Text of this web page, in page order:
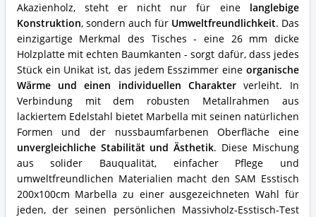
Akazienholz, steht er nicht nur für eine langlebige
Konstruktion, sondern auch für Umweltfreundlichkeit. Das
einzigartige Merkmal des Tisches - eine 26 mm dicke
Holzplatte mit echten Baumkanten - sorgt dafür, dass jedes
Stück ein Unikat ist, das jedem Esszimmer eine organische
Wärme und einen individuellen Charakter verleiht. In
Verbindung mit dem robusten Metallrahmen aus
lackiertem Edelstahl bietet Marbella mit seinen natürlichen
Formen und der nussbaumfarbenen Oberfläche eine
unvergleichliche Stabilität und Ästhetik. Diese Mischung
aus solider Bauqualität, einfacher Pflege und
umweltfreundlichen Materialien macht den SAM Esstisch
200x100cm Marbella zu einer ausgezeichneten Wahl für
jeden, der seinen persönlichen Massivholz-Esstisch-Test